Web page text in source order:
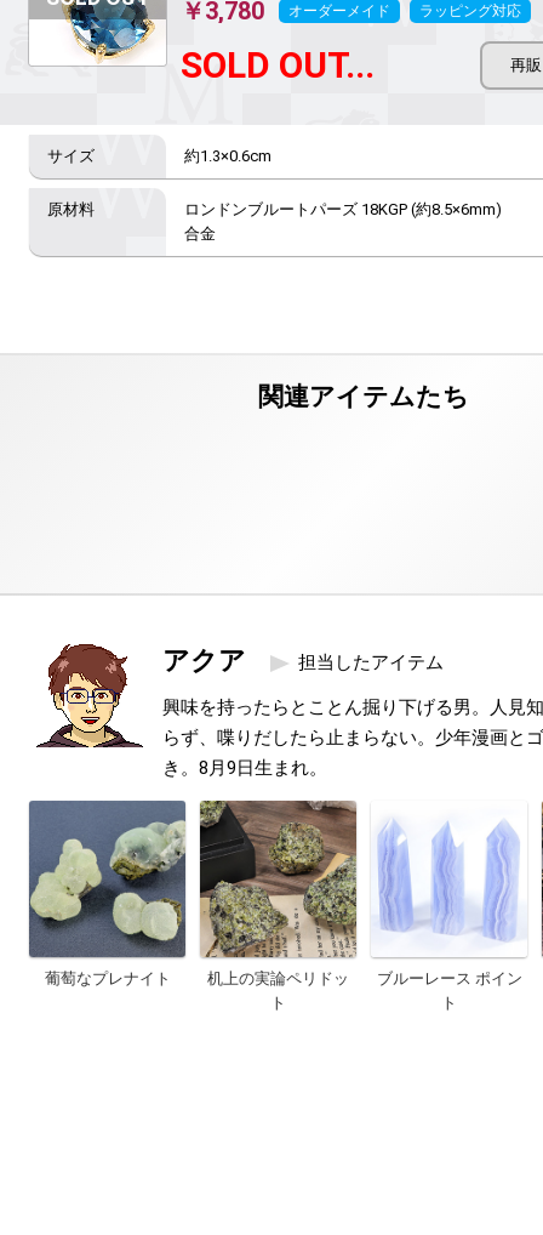
￥3,780 オーダーメイド ラッピング対応
SOLD OUT...
約1.3×0.6cm
ロンドンブルートパーズ 18KGP (約8.5×6mm)
合金
アクア 担当したアイテム
興味を持ったらとことん掘り下げる男。人見
らず、喋りだしたら止まらない。少年漫画と
き。8月9日生まれ。
葡萄なプレナイト
机上の実論ペリドッ
ト
ブルーレース ポイン
ト